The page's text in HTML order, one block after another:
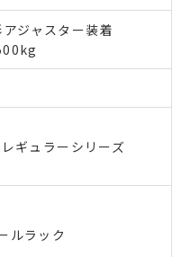
アジャスター装着
ギュラーシリーズ
ルラック